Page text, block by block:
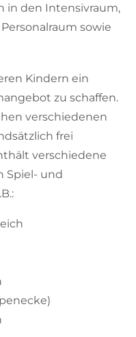
in den Intensivraum,
sowie
Kindern ein
zu schaffen.
verschiedenen
frei
verschiedene
Spiel- und